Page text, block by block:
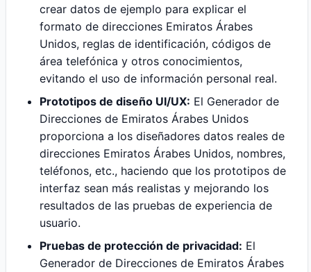
crear datos de ejemplo para explicar el
formato de direcciones Emiratos Árabes
Unidos, reglas de identificación, códigos de
área telefónica y otros conocimientos,
evitando el uso de información personal real.
Prototipos de diseño UI/UX: El Generador de
Direcciones de Emiratos Árabes Unidos
proporciona a los diseñadores datos reales de
direcciones Emiratos Árabes Unidos, nombres,
teléfonos, etc., haciendo que los prototipos de
interfaz sean más realistas y mejorando los
resultados de las pruebas de experiencia de
usuario.
Pruebas de protección de privacidad: El
Generador de Direcciones de Emiratos Árabes